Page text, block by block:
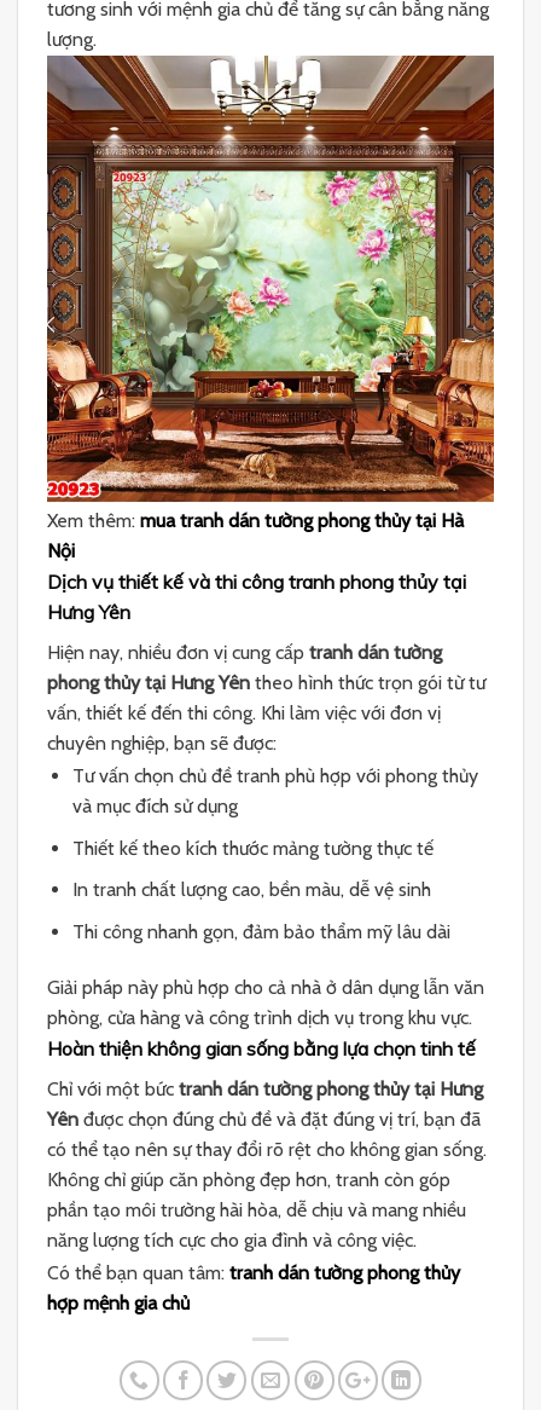
tương sinh với mệnh gia chủ để tăng sự cân bằng năng
lượng.
Xem thêm: mua tranh dán tường phong thủy tại Hà
Nội
Dịch vụ thiết kế và thi công tranh phong thủy tại
Hưng Yên
Hiện nay, nhiều đơn vị cung cấp tranh dán tường
phong thủy tại Hưng Yên theo hình thức trọn gói từ tư
vấn, thiết kế đến thi công. Khi làm việc với đơn vị
chuyên nghiệp, bạn sẽ được:
Tư vấn chọn chủ đề tranh phù hợp với phong thủy
và mục đích sử dụng
Thiết kế theo kích thước mảng tường thực tế
In tranh chất lượng cao, bền màu, dễ vệ sinh
Thi công nhanh gọn, đảm bảo thẩm mỹ lâu dài
Giải pháp này phù hợp cho cả nhà ở dân dụng lẫn văn
phòng, cửa hàng và công trình dịch vụ trong khu vực.
Hoàn thiện không gian sống bằng lựa chọn tinh tế
Chỉ với một bức tranh dán tường phong thủy tại Hưng
Yên được chọn đúng chủ đề và đặt đúng vị trí, bạn đã
có thể tạo nên sự thay đổi rõ rệt cho không gian sống.
Không chỉ giúp căn phòng đẹp hơn, tranh còn góp
phần tạo môi trường hài hòa, dễ chịu và mang nhiều
năng lượng tích cực cho gia đình và công việc.
Có thể bạn quan tâm: tranh dán tường phong thủy
hợp mệnh gia chủ